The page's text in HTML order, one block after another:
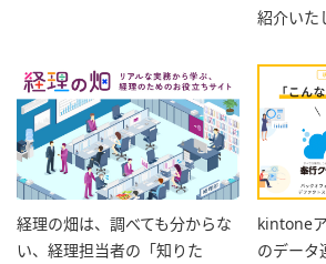
紹介いた
経理の畑は、調べても分からな
い、経理担当者の「知りた
kintone
のデータ